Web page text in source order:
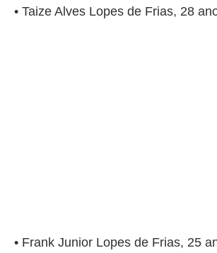
• Taize Alves Lopes de Frias, 28
• Frank Junior Lopes de Frias, 25